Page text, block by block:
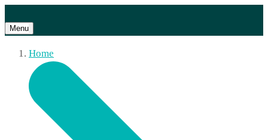
Menu
Home